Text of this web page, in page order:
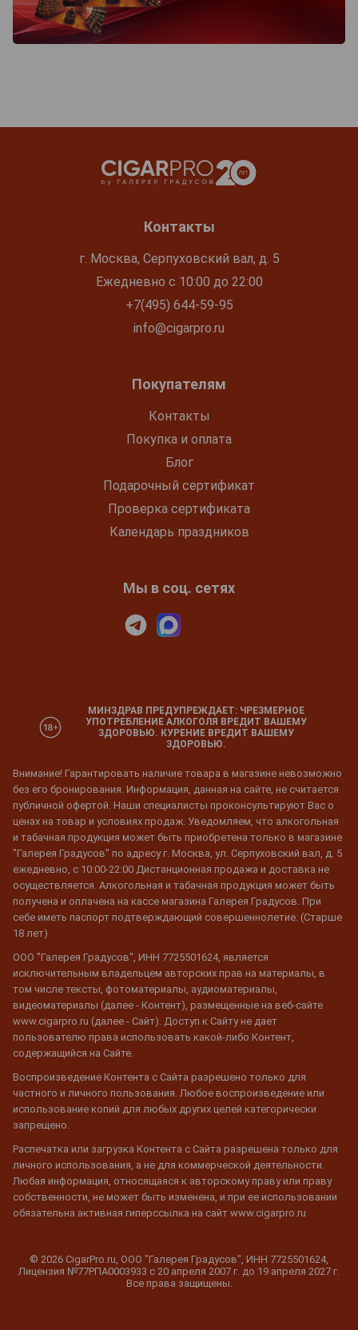
Контакты
г. Москва, Серпуховский вал, д. 5
Ежедневно с 10:00 до 22:00
+7(495) 644-59-95
info@cigarpro.ru
Покупателям
Контакты
Покупка и оплата
Блог
Подарочный сертификат
Проверка сертификата
Календарь праздников
Мы в соц. сетях
МИНЗДРАВ ПРЕДУПРЕЖДАЕТ: ЧРЕЗМЕРНОЕ
УПОТРЕБЛЕНИЕ АЛКОГОЛЯ ВРЕДИТ ВАШЕМУ
ЗДОРОВЬЮ. КУРЕНИЕ ВРЕДИТ ВАШЕМУ
ЗДОРОВЬЮ.
Внимание! Гарантировать наличие товара в магазине невозможно
без его бронирования. Информация, данная на сайте, не считается
публичной офертой. Наши специалисты проконсультируют Вас о
ценах на товар и условиях продаж. Уведомляем, что алкогольная
и табачная продукция может быть приобретена только в магазине
"Галерея Градусов" по адресу г. Москва, ул. Серпуховский вал, д. 5
ежедневно, с 10:00-22:00 Дистанционная продажа и доставка не
осуществляется. Алкогольная и табачная продукция может быть
получена и оплачена на кассе магазина Галерея Градусов. При
себе иметь паспорт подтверждающий совершеннолетие. (Старше
18 лет)
ООО "Галерея Градусов", ИНН 7725501624, является
исключительным владельцем авторских прав на материалы, в
том числе тексты, фотоматериалы, аудиоматериалы,
видеоматериалы (далее - Контент), размещенные на веб-сайте
www.cigarpro.ru (далее - Сайт). Доступ к Сайту не дает
пользователю права использовать какой-либо Контент,
содержащийся на Сайте.
Воспроизведение Контента с Сайта разрешено только для
частного и личного пользования. Любое воспроизведение или
использование копий для любых других целей категорически
запрещено.
Распечатка или загрузка Контента с Сайта разрешена только для
личного использования, а не для коммерческой деятельности.
Любая информация, относящаяся к авторскому праву или праву
собственности, не может быть изменена, и при ее использовании
обязательна активная гиперссылка на сайт www.cigarpro.ru
© 2026 CigarPro.ru, ООО "Галерея Градусов", ИНН 7725501624,
Лицензия №77РПА0003933 c 20 апреля 2007 г. до 19 апреля 2027 г.
Все права защищены.